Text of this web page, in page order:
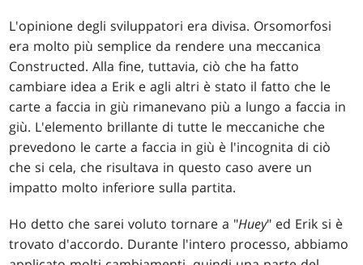
L'opinione degli sviluppatori era divisa. Orsomorfosi
era molto più semplice da rendere una meccanica
Constructed. Alla fine, tuttavia, ciò che ha fatto
cambiare idea a Erik e agli altri è stato il fatto che le
carte a faccia in giù rimanevano più a lungo a faccia in
giù. L'elemento brillante di tutte le meccaniche che
prevedono le carte a faccia in giù è l'incognita di ciò
che si cela, che risultava in questo caso avere un
impatto molto inferiore sulla partita.
Ho detto che sarei voluto tornare a "Huey" ed Erik si è
trovato d'accordo. Durante l'intero processo, abbiamo